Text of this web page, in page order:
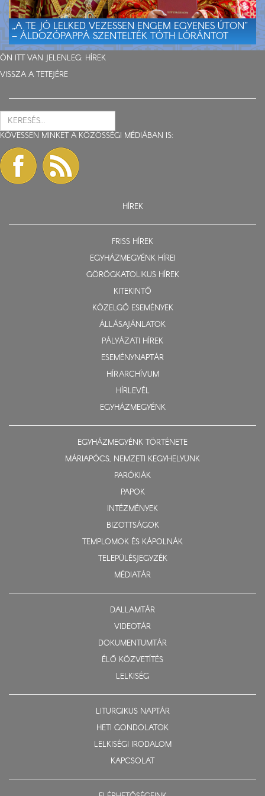
„A TE JÓ LELKED VEZESSEN ENGEM EGYENES ÚTON”
– ÁLDOZÓPAPPÁ SZENTELTÉK TÓTH LÓRÁNTOT
ÖN ITT VAN JELENLEG: HÍREK
VISSZA A TETEJÉRE
KÖVESSEN MINKET A KÖZÖSSÉGI MÉDIÁBAN IS:
HÍREK
FRISS HÍREK
EGYHÁZMEGYÉNK HÍREI
GÖRÖGKATOLIKUS HÍREK
KITEKINTŐ
KÖZELGŐ ESEMÉNYEK
ÁLLÁSAJÁNLATOK
PÁLYÁZATI HÍREK
ESEMÉNYNAPTÁR
HÍRARCHÍVUM
HÍRLEVÉL
EGYHÁZMEGYÉNK
EGYHÁZMEGYÉNK TÖRTÉNETE
MÁRIAPÓCS, NEMZETI KEGYHELYÜNK
PARÓKIÁK
PAPOK
INTÉZMÉNYEK
BIZOTTSÁGOK
TEMPLOMOK ÉS KÁPOLNÁK
TELEPÜLÉSJEGYZÉK
MÉDIATÁR
DALLAMTÁR
VIDEOTÁR
DOKUMENTUMTÁR
ÉLŐ KÖZVETÍTÉS
LELKISÉG
LITURGIKUS NAPTÁR
HETI GONDOLATOK
LELKISÉGI IRODALOM
KAPCSOLAT